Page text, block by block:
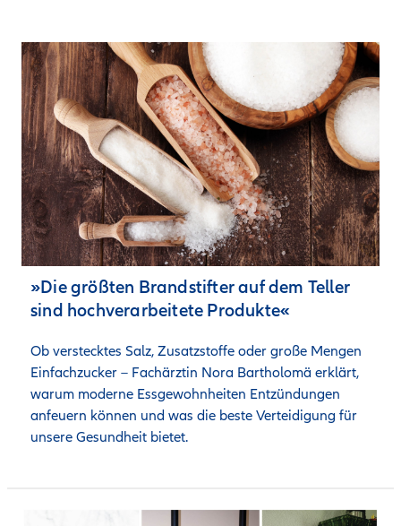
»Die größten Brandstifter auf dem Teller
sind hochverarbeitete Produkte«
Ob verstecktes Salz, Zusatzstoffe oder große Mengen
Einfachzucker – Fachärztin Nora Bartholomä erklärt,
warum moderne Essgewohnheiten Entzündungen
anfeuern können und was die beste Verteidigung für
unsere Gesundheit bietet.